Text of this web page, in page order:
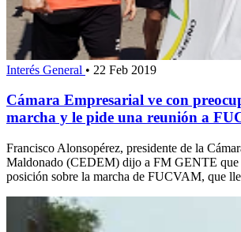
Interés General • 22 Feb 2019
Cámara Empresarial ve con
marcha y le pide una reunión a
Francisco Alonsopérez, presidente de la
Maldonado (CEDEM) dijo a FM GENTE
posición sobre la marcha de FUCVAM, que